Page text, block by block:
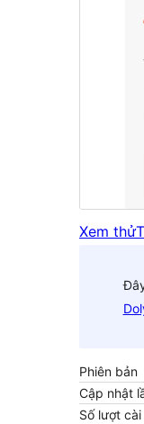
Xem thử
Phiên bản
Cập nhật
Số lượt